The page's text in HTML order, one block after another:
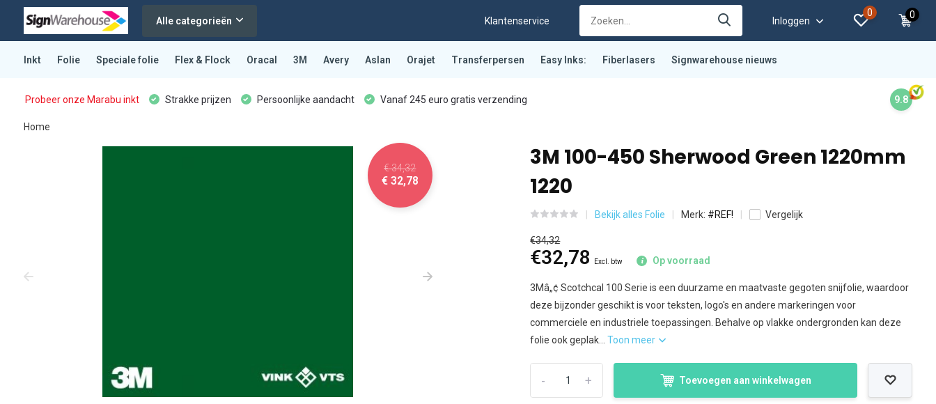
Alle categorieën Klantenservice Inloggen
0 0
Inkt Folie Speciale folie Flex & Flock Oracal 3M Avery Aslan Orajet Transferpersen Easy Inks: Fiberlasers Signwarehouse nieuws
Probeer onze Marabu inkt Strakke prijzen Persoonlijke aandacht Vanaf 245 euro gratis verzending 9.8
Home
€ 34,32
€ 32,78
3M 100-450 Sherwood Green 1220mm
1220
Bekijk alles Folie Merk: #REF! Vergelijk
€34,32
€32,78 Excl. btw Op voorraad
3Mâ„¢ Scotchcal 100 Serie is een duurzame en maatvaste gegoten snijfolie, waardoor
deze bijzonder geschikt is voor teksten, logo's en andere markeringen voor
commerciele en industriele toepassingen. Behalve op vlakke ondergronden kan deze
folie ook geplak...Toon meer
+
- Toevoegen aan winkelwagen